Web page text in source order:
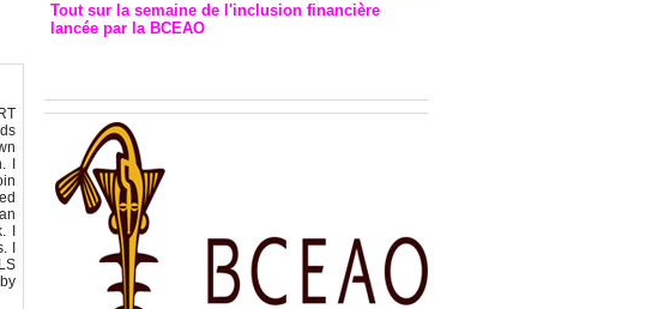
I
I
I
Tout sur la semaine de l'inclusion financière
lancée par la BCEAO